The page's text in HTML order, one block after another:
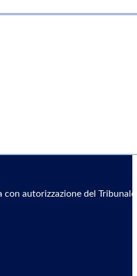
con autorizzazione del